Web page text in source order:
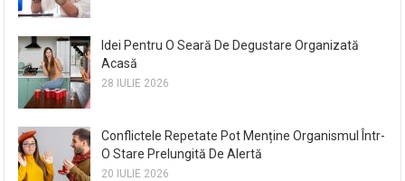
Idei Pentru O Seară De Degustare Organizată
Acasă
28 IULIE 2026
Conflictele Repetate Pot Menține Organismul Într-
O Stare Prelungită De Alertă
20 IULIE 2026